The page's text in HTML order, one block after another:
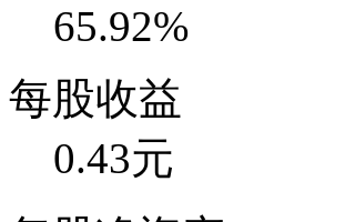
65.92%
每股收益
0.43元